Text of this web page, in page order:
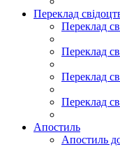
Переклад
Переклад
Переклад
Переклад
Переклад
Апостиль
Апостиль